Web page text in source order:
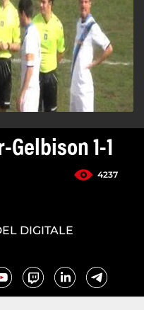
Gelbison 1-1
4237
DIGITALE